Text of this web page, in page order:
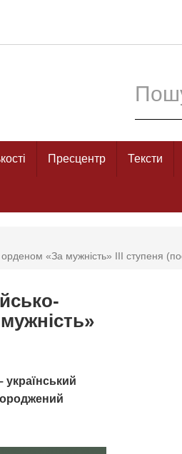
Пресцентр Тексти
«За мужність» ІІІ ступеня